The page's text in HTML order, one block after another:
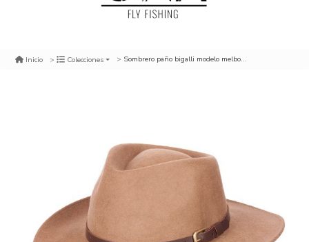
Inicio Colecciones Sombrero paño bigalli modelo melbourne khaki